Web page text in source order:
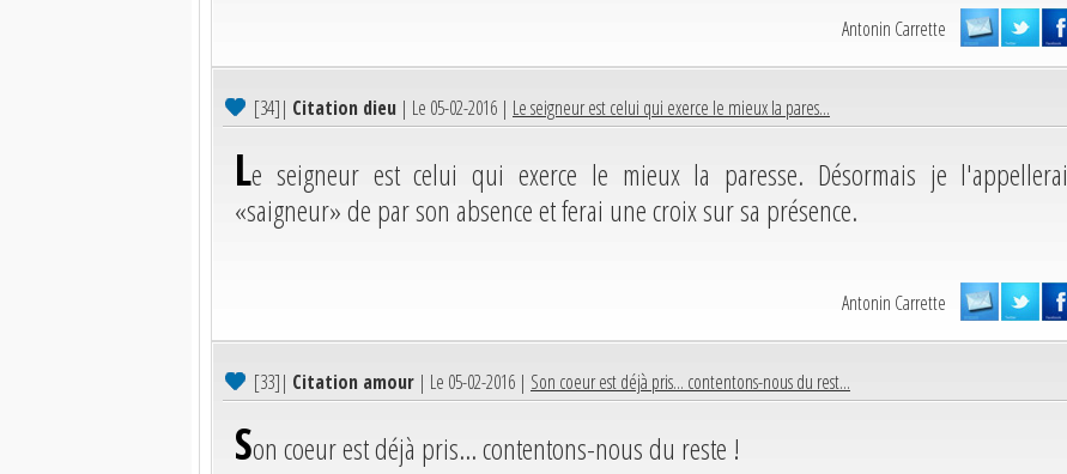
Antonin Carrette
[34]| Citation dieu | Le 05-02-2016 | Le seigneur est celui qui exerce le mieux la pares...
Le seigneur est celui qui exerce le mieux la paresse. Désormais je l'appellerai
«saigneur» de par son absence et ferai une croix sur sa présence.
Antonin Carrette
[33]| Citation amour | Le 05-02-2016 | Son coeur est déjà pris... contentons-nous du rest...
Son coeur est déjà pris... contentons-nous du reste !